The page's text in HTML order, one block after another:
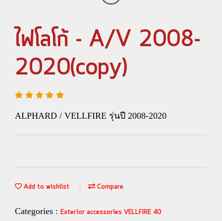
ไฟโลโก้ - A/V 2008-
2020(copy)
ALPHARD / VELLFIRE รุ่นปี 2008-2020
Add to wishlist Compare
Categories : Exterior accessories VELLFIRE 40